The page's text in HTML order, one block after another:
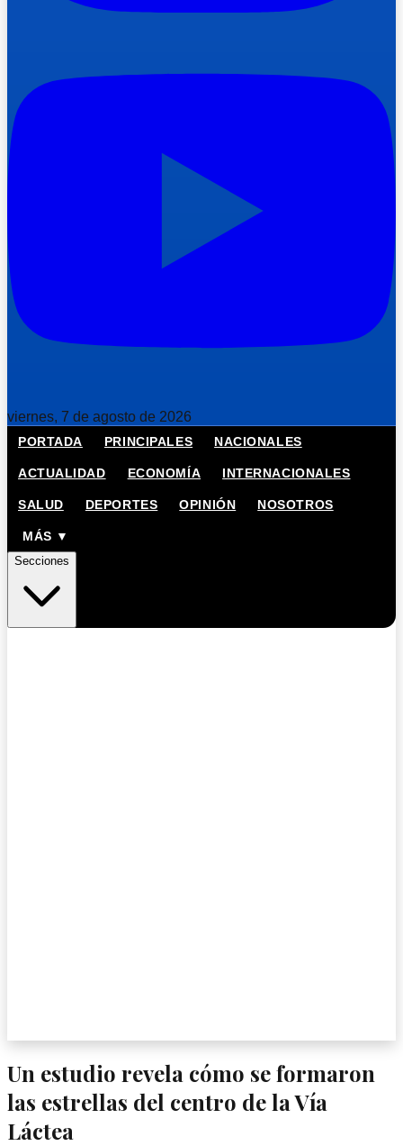
viernes, 7 de agosto de 2026
PORTADA PRINCIPALES NACIONALES
ACTUALIDAD ECONOMÍA INTERNACIONALES
SALUD DEPORTES OPINIÓN NOSOTROS
MÁS ▼
Secciones
Un estudio revela cómo se formaron
las estrellas del centro de la Vía
Láctea